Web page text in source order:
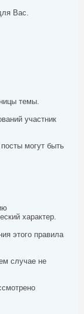
Вас.
темы.
участник
могут быть
характер.
этого правила
случае не